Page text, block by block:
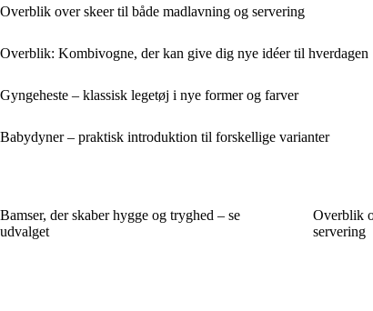
Overblik over skeer til både madlavning og servering
Overblik: Kombivogne, der kan give dig nye idéer til hverdagen
Gyngeheste – klassisk legetøj i nye former og farver
Babydyner – praktisk introduktion til forskellige varianter
Bamser, der skaber hygge og tryghed – se
udvalget
Overblik
servering